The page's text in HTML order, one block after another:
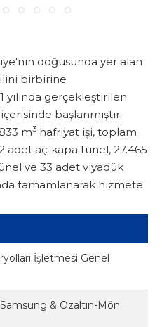
doğusunda yer alan
birbirine
yılında gerçekleştirilen
başlanmıştır.
m3 hafriyat işi, toplam
adet aç-kapa tünel, 27.465
ve 33 adet viyadük
tamamlanarak hizmete
İşletmesi Genel
& Özaltın-Mön